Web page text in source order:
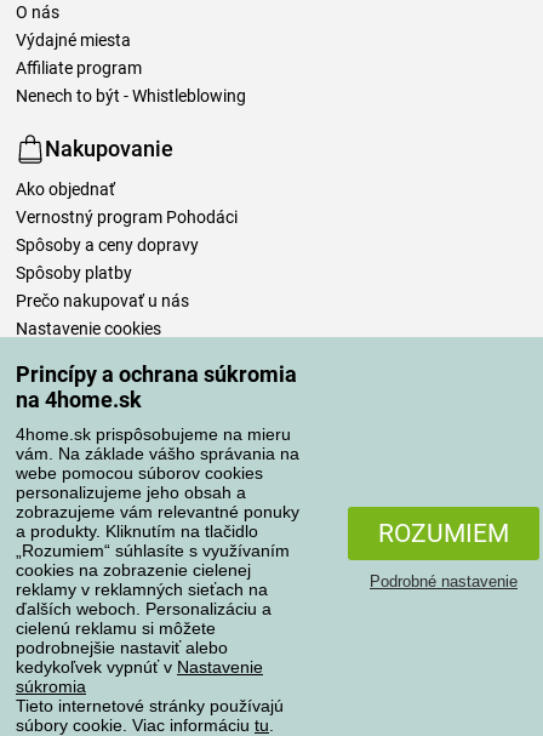
Princípy a ochrana súkromia
na 4home.sk
4home.sk prispôsobujeme na mieru
vám. Na základe vášho správania na
webe pomocou súborov cookies
personalizujeme jeho obsah a
zobrazujeme vám relevantné ponuky
a produkty. Kliknutím na tlačidlo
„Rozumiem“ súhlasíte s využívaním
cookies na zobrazenie cielenej
reklamy v reklamných sieťach na
ďalších weboch. Personalizáciu a
cielenú reklamu si môžete
podrobnejšie nastaviť alebo
kedykoľvek vypnúť v Nastavenie
súkromia
Tieto internetové stránky používajú
súbory cookie. Viac informáciu tu
ROZUMIEM
Podrobné nastavenie
O nás
Výdajné miesta
Affiliate program
Nenech to být - Whistleblowing
Nakupovanie
Ako objednať
Vernostný program Pohodáci
Spôsoby a ceny dopravy
Spôsoby platby
Prečo nakupovať u nás
Nastavenie cookies
Starostlivosť o bielizeň
Vaše objednávky
Môj účet
Prehľad objednávok
Časté otázky
Reklamácia
Odstúpenie od kúpnej zmluvy
Pravidlá spracovania recenzií
Spôsoby dopravy